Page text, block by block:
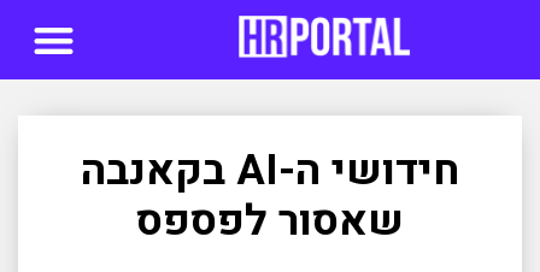
חידושי ה-AI בקאנבה
שאסור לפספס